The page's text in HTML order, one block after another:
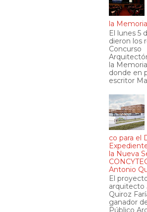
la
El lunes 5
dieron los
Concurso
la
donde en
escritor
co para el
la Nueva
Antonio
El
arquitecto
Quiroz
ganador
Público